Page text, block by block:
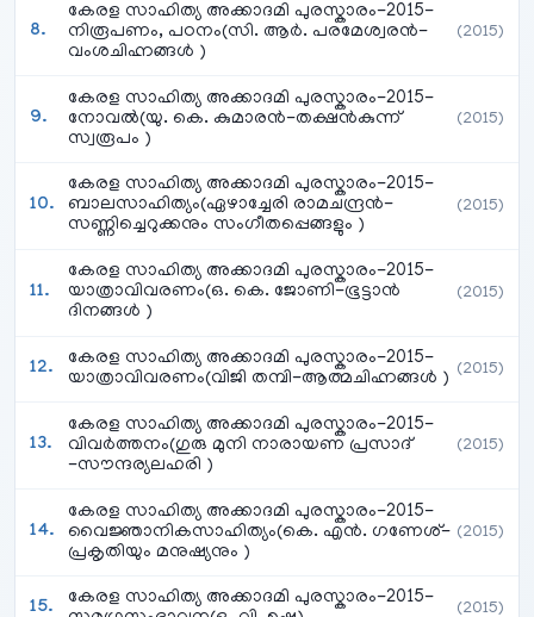
കേരള സാഹിത്യ അക്കാദമി പുരസ്കാരം-2015-
നിരൂപണം, പഠനം(സി. ആർ. പരമേശ്വരൻ-
വംശചിഹ്നങ്ങൾ )
(2015)
കേരള സാഹിത്യ അക്കാദമി പുരസ്കാരം-2015-
നോവൽ(യു. കെ. കുമാരൻ-തക്ഷൻകുന്ന്
സ്വരൂപം )
(2015)
കേരള സാഹിത്യ അക്കാദമി പുരസ്കാരം-2015-
ബാലസാഹിത്യം(ഏഴാച്ചേരി രാമചന്ദ്രൻ-
സണ്ണിച്ചെറുക്കനും സംഗീതപ്പെങ്ങളും )
(2015)
കേരള സാഹിത്യ അക്കാദമി പുരസ്കാരം-2015-
യാത്രാവിവരണം(ഒ. കെ. ജോണി-ഭൂട്ടാൻ
ദിനങ്ങൾ )
(2015)
കേരള സാഹിത്യ അക്കാദമി പുരസ്കാരം-2015-
യാത്രാവിവരണം(വിജി തമ്പി-ആത്മചിഹ്നങ്ങൾ ) (2015)
കേരള സാഹിത്യ അക്കാദമി പുരസ്കാരം-2015-
വിവർത്തനം(ഗുരു മുനി നാരായണ പ്രസാദ്‌
-സൗന്ദര്യലഹരി )
(2015)
കേരള സാഹിത്യ അക്കാദമി പുരസ്കാരം-2015-
വൈജ്ഞാനികസാഹിത്യം(കെ. എൻ. ഗണേശ്-
പ്രകൃതിയും മനുഷ്യനും )
(2015)
കേരള സാഹിത്യ അക്കാദമി പുരസ്കാരം-2015-
(2015)